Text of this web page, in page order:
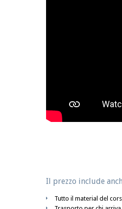
Il prezzo include
Tutto il material del